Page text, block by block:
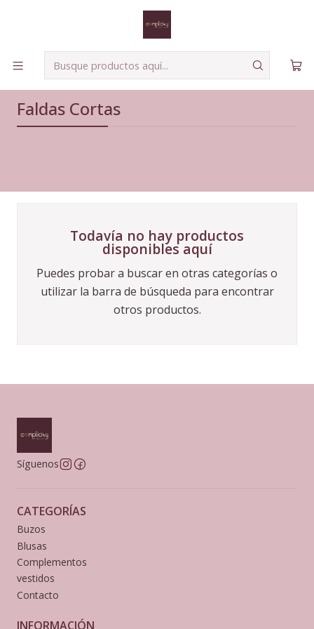
Faldas Cortas
Todavía no hay productos
disponibles aquí
Puedes probar a buscar en otras categorías o
utilizar la barra de búsqueda para encontrar
otros productos.
Síguenos
CATEGORÍAS
Buzos
Blusas
Complementos
vestidos
Contacto
INFORMACIÓN